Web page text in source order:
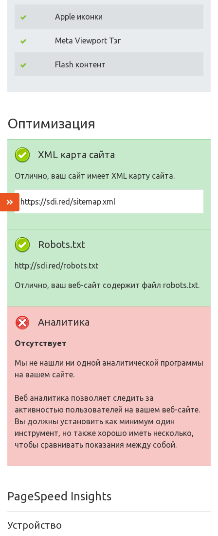
Apple иконки
Meta Viewport Тэг
Flash контент
Оптимизация
XML карта сайта
Отлично, ваш сайт имеет XML карту сайта.
https://sdi.red/sitemap.xml
Robots.txt
http://sdi.red/robots.txt
Отлично, ваш веб-сайт содержит файл robots.txt.
Аналитика
Отсутствует
Мы не нашли ни одной аналитической программы
на вашем сайте.
Веб аналитика позволяет следить за
активностью пользователей на вашем веб-сайте.
Вы должны установить как минимум один
инструмент, но также хорошо иметь несколько,
чтобы сравнивать показания между собой.
PageSpeed Insights
Устройство